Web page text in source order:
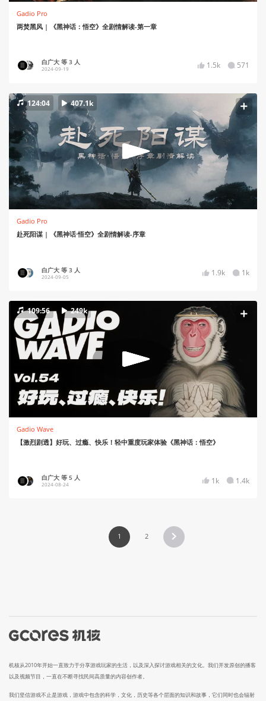
Gadio Pro
两焚黑风 | 《黑神话：悟空》全剧情解读-第一章
白广大 等 3 人
2024-09-19 1.5k 571
124:04 407.1k
Gadio Pro
赴死阳谋 | 《黑神话·悟空》全剧情解读-序章
白广大 等 3 人
2024-09-05 1.9k 1k
109:56 249k
Gadio Wave
【激烈剧透】好玩、过瘾、快乐！轻中重度玩家体验《黑神话：悟空》
白广大 等 5 人
2024-08-24 1k 1.4k
1 2
机核从2010年开始一直致力于分享游戏玩家的生活，以及深入探讨游戏相关的文化。我们开发原创的播客
以及视频节目，一直在不断寻找民间高质量的内容创作者。
我们坚信游戏不止是游戏，游戏中包含的科学，文化，历史等各个层面的知识和故事，它们同时也会辐射